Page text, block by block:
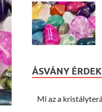
ÁSVÁNY
Mi az a